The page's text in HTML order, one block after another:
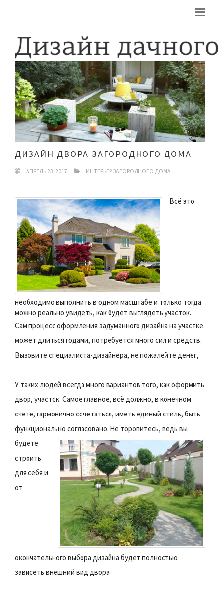
ДИЗАЙН ДВОРА ЗАГОРОДНОГО ДОМА
АПРЕЛЬ 23, 2017 ИНТЕРЬЕР ЗАГОРОДНОГО ДОМА
Всё это
необходимо выполнить в одном масштабе и только тогда
можно реально увидеть, как будет выглядеть участок.
Сам процесс оформления задуманного дизайна на участке
может длиться годами, потребуется много сил и средств.
Вызовите специалиста-дизайнера, не пожалейте денег,
У таких людей всегда много вариантов того, как оформить
двор, участок. Самое главное, всё должно, в конечном
счете, гармонично сочетаться, иметь единый стиль, быть
функционально согласовано. Не торопитесь, ведь вы
будете
строить
для себя и
от
окончательного выбора дизайна будет полностью
зависеть внешний вид двора.